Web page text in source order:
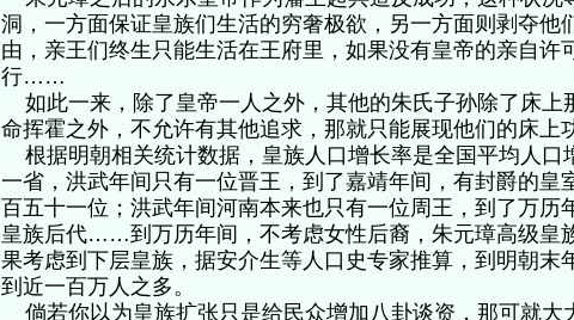
洞，一方面保证皇族们生活的穷奢极欲，另一方面则剥夺他
由，亲王们终生只能生活在王府里，如果没有皇帝的亲自许
行……
如此一来，除了皇帝一人之外，其他的朱氏子孙除了床上
命挥霍之外，不允许有其他追求，那就只能展现他们的
根据明朝相关统计数据，皇族人口增长率是全国平均人口
一省，洪武年间只有一位晋王，到了嘉靖年间，有封爵的皇
百五十一位；洪武年间河南本来也只有一位周王，到了万历
皇族后代……到万历年间，不考虑女性后裔，朱元璋高级皇
果考虑到下层皇族，据安介生等人口史专家推算，到明朝末
到近一百万人之多。
倘若你以为皇族扩张只是给民众增加八卦谈资，那可就大